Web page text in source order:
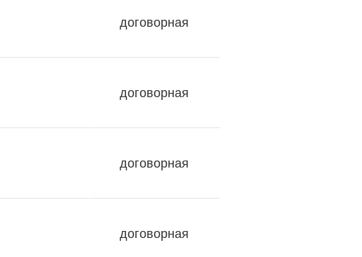
договорная
договорная
договорная
договорная